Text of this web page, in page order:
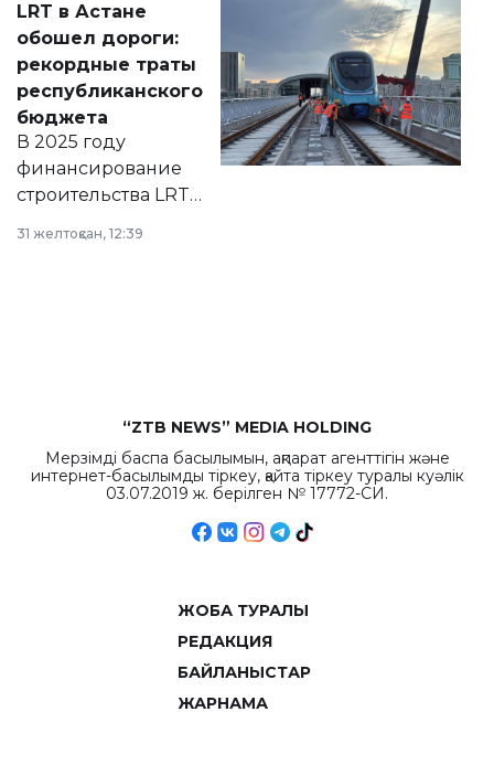
документ
появился в базе
нормативных
правовых актов и
на сайте маслихат
города.
LRT в Астане
обошел дороги:
рекордные траты
республиканского
бюджета
В 2025 году
финансирование
строительства LRT
республиканского
31 желтоқсан, 12:39
“ZTB NEWS” MEDIA HOLDING
Мерзімді баспа басылымын, ақпарат агенттігін және
интернет-басылымды тіркеу, қайта тіркеу туралы куәлік
03.07.2019 ж. берілген № 17772-СИ.
ЖОБА ТУРАЛЫ
РЕДАКЦИЯ
БАЙЛАНЫСТАР
ЖАРНАМА